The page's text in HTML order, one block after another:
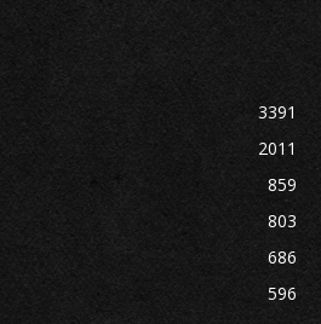
3391
2011
859
803
686
596